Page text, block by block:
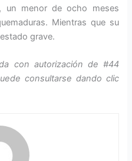
un menor de ocho meses
Mientras que su
grave.
con autorización de #44
consultarse dando clic